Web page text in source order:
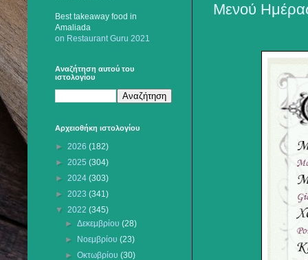
Μενού
Best takeaway food in
Amaliada
on Restaurant Guru 2021
Αναζήτηση αυτού του
ιστολογίου
Αρχειοθήκη ιστολογίου
► 2026 (182)
► 2025 (304)
► 2024 (303)
► 2023 (341)
▼ 2022 (345)
►Δεκεμβρίου(28)
►
Νοεμβρίου(23)
►Οκτωβρίου(30)